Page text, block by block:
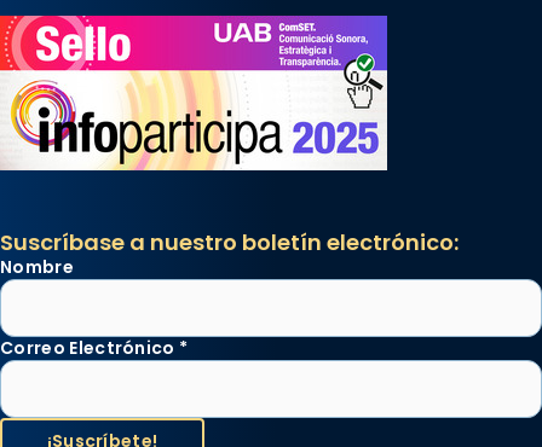
Suscríbase a nuestro boletín electrónico:
Nombre
Correo Electrónico *